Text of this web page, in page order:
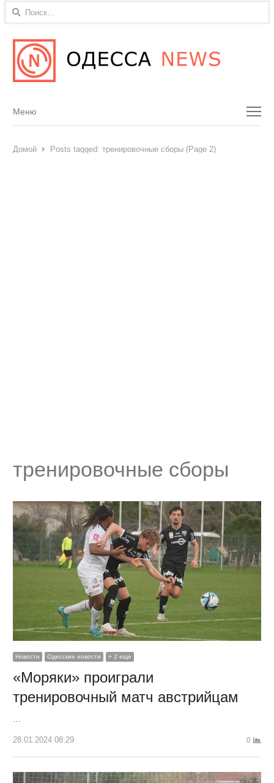
Найти:
Menu
Меню
Домой Posts tagged: тренировочные сборы (Page 2)
тренировочные сборы
Новости Одесские новости + 2 еще
«Моряки» проиграли
тренировочный матч австрийцам
…
28.01.2024 08:29 0